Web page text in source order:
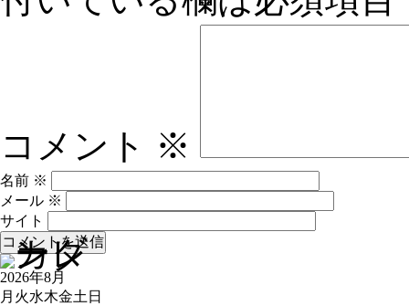
コメント ※
名前 ※
メール ※
サイト
2026年8月
月 火水木金土 日